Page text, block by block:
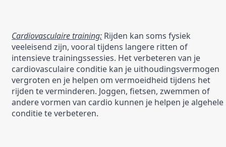
Cardiovasculaire training: Rijden kan soms fysiek
veeleisend zijn, vooral tijdens langere ritten of
intensieve trainingssessies. Het verbeteren van je
cardiovasculaire conditie kan je uithoudingsvermogen
vergroten en je helpen om vermoeidheid tijdens het
rijden te verminderen. Joggen, fietsen, zwemmen of
andere vormen van cardio kunnen je helpen je algehele
conditie te verbeteren.